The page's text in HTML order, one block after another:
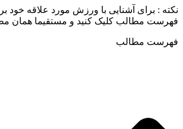
نکته : برای آشنایی با ورزش مورد علاقه خود
فهرست مطالب کلیک کنید و مستقیما همان
فهرست مطالب